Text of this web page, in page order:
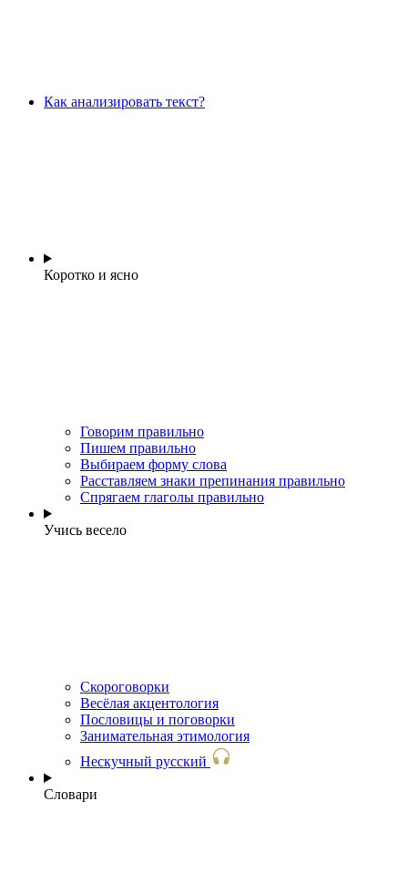
Как анализировать текст?
Коротко и ясно
Говорим правильно
Пишем правильно
Выбираем форму слова
Расставляем знаки препинания правильно
Спрягаем глаголы правильно
Учись весело
Скороговорки
Весёлая акцентология
Пословицы и поговорки
Занимательная этимология
Нескучный русский
Словари